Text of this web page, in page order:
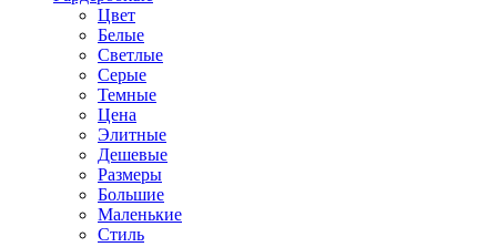
Цвет
Белые
Светлые
Серые
Темные
Цена
Элитные
Дешевые
Размеры
Большие
Маленькие
Стиль